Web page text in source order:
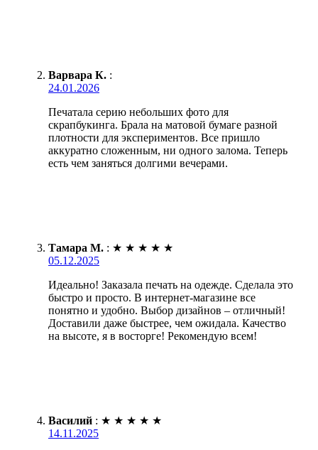
Варвара К. :
24.01.2026
Печатала серию небольших фото для
скрапбукинга. Брала на матовой бумаге разной
плотности для экспериментов. Все пришло
аккуратно сложенным, ни одного залома. Теперь
есть чем заняться долгими вечерами.
Тамара М. : ★ ★ ★ ★ ★
05.12.2025
Идеально! Заказала печать на одежде. Сделала это
быстро и просто. В интернет-магазине все
понятно и удобно. Выбор дизайнов – отличный!
Доставили даже быстрее, чем ожидала. Качество
на высоте, я в восторге! Рекомендую всем!
Василий : ★ ★ ★ ★ ★
14.11.2025